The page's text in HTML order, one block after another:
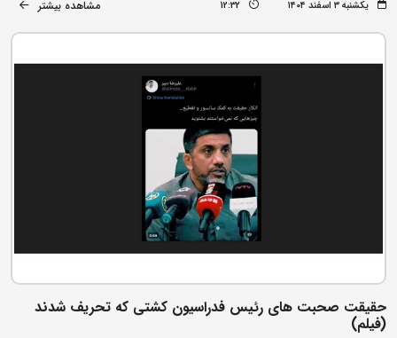
یکشنبه ۳ اسفند ۱۴۰۴ 12:32 مشاهده بیشتر
حقیقت صحبت های رئیس فدراسیون کشتی که تحریف شدند
(فیلم)